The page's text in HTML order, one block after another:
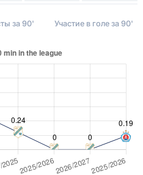
за 90' Участие в голе за 90'